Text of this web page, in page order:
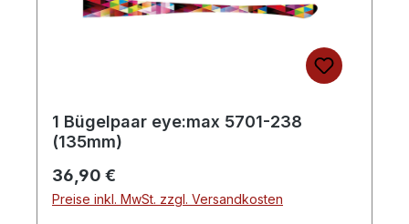
1 Bügelpaar eye:max 5701-238
(135mm)
Regulärer Preis:
36,90 €
Preise inkl. MwSt. zzgl. Versandkosten